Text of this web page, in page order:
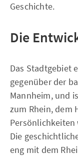
Geschichte.
Die
Das Stadtgebiet
gegenüber der
Mannheim, und
zum Rhein, dem
Die
eng mit dem